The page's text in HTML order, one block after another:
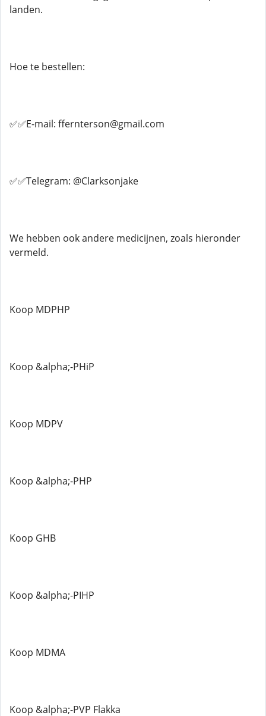
landen.
Hoe te bestellen:
✅✅E-mail: ffernterson@gmail.com
✅✅Telegram: @Clarksonjake
We hebben ook andere medicijnen, zoals hieronder
vermeld.
Koop MDPHP
Koop &alpha;-PHiP
Koop MDPV
Koop &alpha;-PHP
Koop GHB
Koop &alpha;-PIHP
Koop MDMA
Koop &alpha;-PVP Flakka